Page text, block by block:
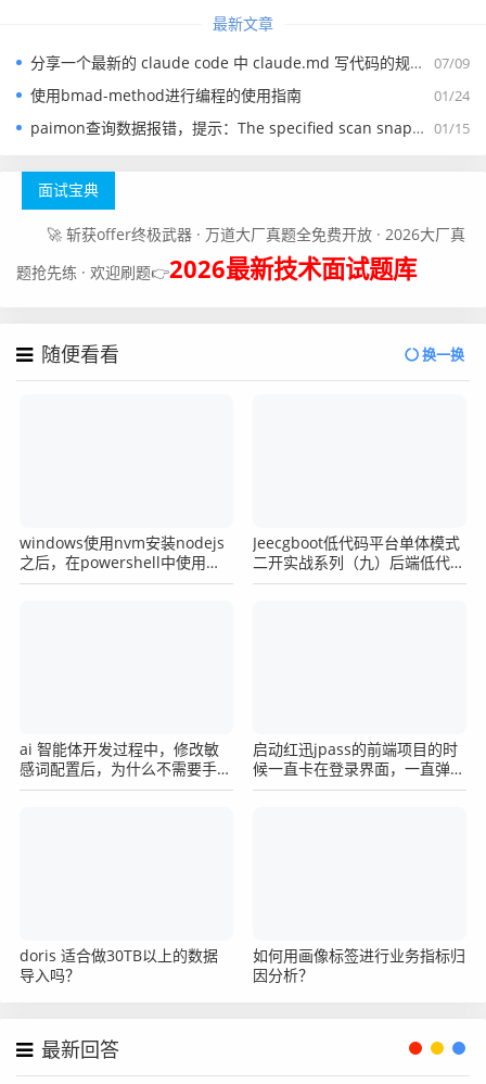
最新文章
07/09
分享一个最新的 claude code 中 claude.md 写代码的规约文件
01/24
使用bmad-method进行编程的使用指南
01/15
paimon查询数据报错，提示：The specified scan snapshotId 15845 is out of available snapshotId range [17875, 178
面试宝典
🚀 斩获offer终极武器 · 万道大厂真题全免费开放 · 2026大厂真
题抢先练 · 欢迎刷题👉2026最新技术面试题库
随便看看 换一换
windows使用nvm安装nodejs
之后，在powershell中使用
node命令提示找不到怎么办？
Jeecgboot低代码平台单体模式
二开实战系列（九）后端低代码
二开之逻辑删除
ai 智能体开发过程中，修改敏
感词配置后，为什么不需要手动
重启所有智能体？
启动红迅jpass的前端项目的时
候一直卡在登录界面，一直弹窗
登录已过期，死循环一样。
doris 适合做30TB以上的数据
导入吗？
如何用画像标签进行业务指标归
因分析？
最新回答